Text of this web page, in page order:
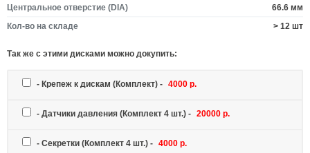
Центральное отверстие (DIA)
66.6 мм
Кол-во на складе
> 12 шт
Так же c этими дисками можно докупить:
- Крепеж к дискам (Комплект) - 4000 р.
- Датчики давления (Комплект 4 шт.) - 20000 р.
- Секретки (Комплект 4 шт.) - 4000 р.